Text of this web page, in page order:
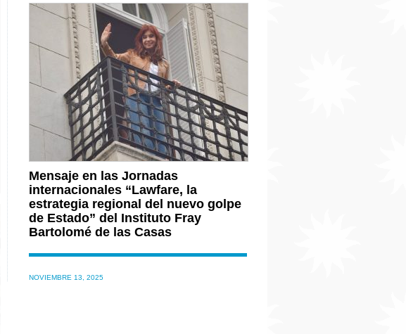
Mensaje en las Jornadas
internacionales “Lawfare, la
estrategia regional del nuevo golpe
de Estado” del Instituto Fray
Bartolomé de las Casas
NOVIEMBRE 13, 2025